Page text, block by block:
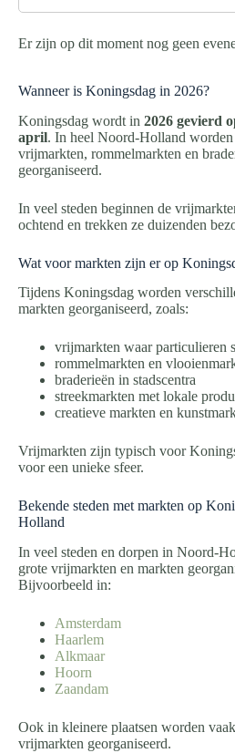
Er zijn op dit moment nog geen
Wanneer is Koningsdag in 2026?
Koningsdag wordt in 2026 gevierd
april. In heel Noord-Holland worden
vrijmarkten, rommelmarkten en
georganiseerd.
In veel steden beginnen de
ochtend en trekken ze duizenden
Wat voor markten zijn er op
Tijdens Koningsdag worden
markten georganiseerd, zoals:
vrijmarkten waar particulieren
rommelmarkten en
braderieën in stadscentra
streekmarkten met lokale
creatieve markten en
Vrijmarkten zijn typisch voor
voor een unieke sfeer.
Bekende steden met markten op
Holland
In veel steden en dorpen in Noord-
grote vrijmarkten en markten
Bijvoorbeeld in:
Amsterdam
Haarlem
Alkmaar
Hoorn
Zaandam
Ook in kleinere plaatsen worden
vrijmarkten georganiseerd.